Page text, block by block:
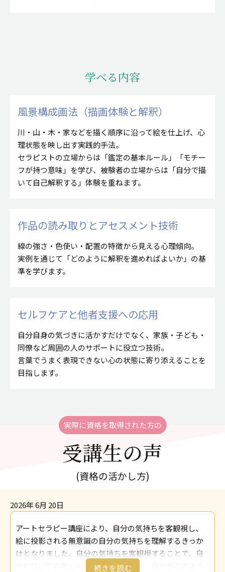
学べる内容
風景構成画法（描画体験と解釈）
川・山・木・家などを描く順序に沿って絵を仕上げ、心
理状態を映し出す実践的手法。
セラピストの立場からは「鑑定の基本ルール」「モチー
フが持つ意味」を学び、被験者の立場からは「自分で描
いて自己解釈する」体験を重ねます。
作品の読み取りとアセスメント技術
線の強さ・色使い・配置の特徴から見える心理傾向。
実例を通じて「どのように解釈を進めればよいか」の基
準を学びます。
セルフケアと他者支援への応用
自分自身の気づきに活かすだけでなく、家族・子ども・
同僚など周囲の人のサポートに役立つ技術。
言葉でうまく表現できない心の状態に寄り添えることを
目指します。
実際に資格を取得された方の
受講生の声
(資格の活かし方)
2026年 6月 20日
アートセラピー講座により、自分の気持ちを客観視し、
絵に投影される無意識の自分の気持ちを理解するきっか
けとなりました。自分の気持ちを客観視することで、自
分についての新しい発見がありました。自分がどのよう